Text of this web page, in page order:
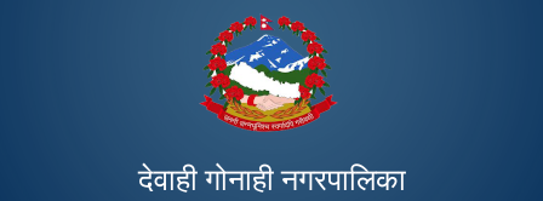
main
content
देवाही गोनाही नगरपालिका